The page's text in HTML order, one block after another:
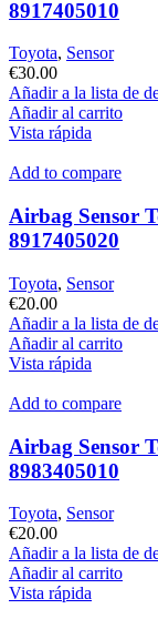
8917405010
Toyota, Sensor
€30.00
Añadir a la lista de
Añadir al carrito
Vista rápida
Add to compare
Airbag Sensor
8917405020
Toyota, Sensor
€20.00
Añadir a la lista de
Añadir al carrito
Vista rápida
Add to compare
Airbag Sensor
8983405010
Toyota, Sensor
€20.00
Añadir a la lista de
Añadir al carrito
Vista rápida